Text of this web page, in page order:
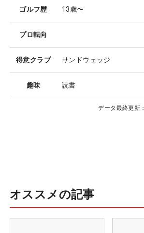
ゴルフ歴 13歳〜
プロ転向
得意クラブ サンドウェッジ
趣味 読書
データ最終更新：
オススメの記事